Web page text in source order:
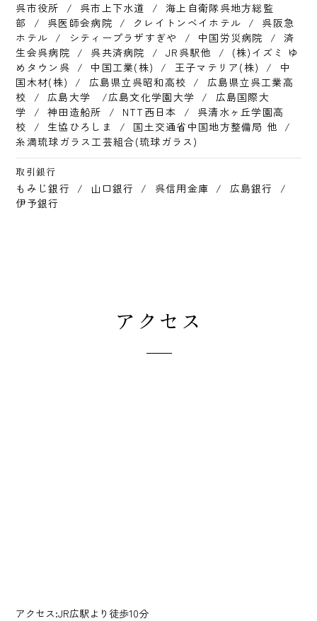
呉市役所 / 呉市上下水道 /
海上自衛隊呉地方総監
部
/ 呉医師会病院 / クレイトンベイホテル /
呉阪急
ホテル / シティープラザすぎや / 中国労災病院 /
済
生会呉病院 / 呉共済病院 / JR呉駅他 /
(株)イズミ ゆ
めタウン呉 / 中国工業(株) / 王子マテリア(株) /
中
国木材(株)
/ 広島県立呉昭和高校 /
広島県立呉工業高
校
/ 広島大学 /広島文化学園大学 /
広島国際大
学
/ 神田造船所 / NTT西日本 /
呉清水ヶ丘学園高
校
/ 生協ひろしま / 国土交通省中国地方整備局 他 /
糸満琉球ガラス工芸組合(琉球ガラス)
取引銀行
もみじ銀行 / 山口銀行 / 呉信用金庫 / 広島銀行
/
伊予銀行
アクセス
アクセス:JR広駅より徒歩10分